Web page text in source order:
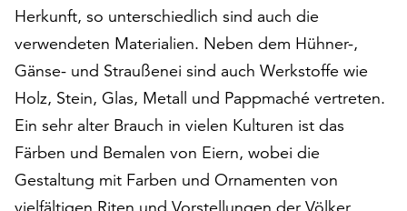
steht
Ihnen
am
Ende
der
Seite
die
Schaltfläche
„Cookie-
Herkunft, so unterschiedlich sind auch die
verwendeten Materialien. Neben dem Hühner-,
Gänse- und Straußenei sind auch Werkstoffe wie
Holz, Stein, Glas, Metall und Pappmaché vertreten.
Ein sehr alter Brauch in vielen Kulturen ist das
Färben und Bemalen von Eiern, wobei die
Gestaltung mit Farben und Ornamenten von
vielfältigen Riten und Vorstellungen der Völker